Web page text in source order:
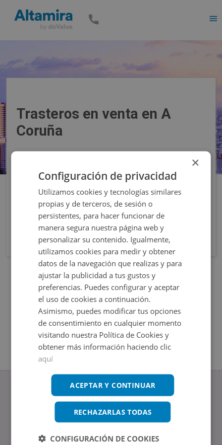
Trasteros en venta en A
Coruña
Filtros
www.altamirainmuebles.com
Edificio Skylight
Avenida de Manoteras 14-16, 28050, Madrid
×
Configuración de privacidad
Utilizamos cookies y tecnologías similares
propias y de terceros, de sesión o
persistentes, para hacer funcionar de
manera segura nuestra página web y
personalizar su contenido. Igualmente,
utilizamos cookies para medir y obtener
datos de la navegación que realizas y para
ajustar la publicidad a tus gustos y
preferencias. Puedes configurar y aceptar
el uso de cookies a continuación.
Asimismo, puedes modificar tus opciones
de consentimiento en cualquier momento
visitando nuestra Política de Cookies y
obtener más información haciendo clic
aquí
ACEPTAR Y CONTINUAR
RECHAZARLAS TODAS
CONFIGURACIÓN DE COOKIES